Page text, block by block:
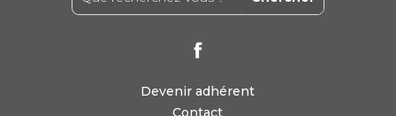
Devenir adhérent
Contact